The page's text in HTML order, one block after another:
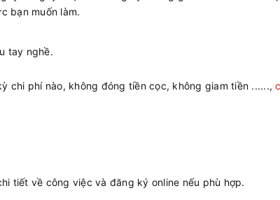
bạn muốn làm.
tay nghề.
chi phí nào, không đóng tiền cọc, không giam tiền ......,
tiết về công việc và đăng ký online nếu phù hợp.